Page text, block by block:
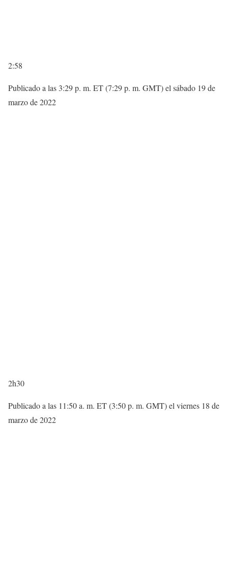
2:58
Publicado a las 3:29 p. m. ET (7:29 p. m. GMT) el sábado 19 de
marzo de 2022
2h30
Publicado a las 11:50 a. m. ET (3:50 p. m. GMT) el viernes 18 de
marzo de 2022